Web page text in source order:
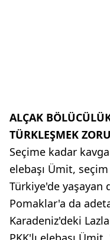
ALÇAK
TÜRKLEŞMEK
Seçime kadar
elebaşı Ümit, seçim
Türkiye'de yaşayan
Pomaklar'a da
Karadeniz'deki